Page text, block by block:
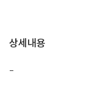
상세내용
-